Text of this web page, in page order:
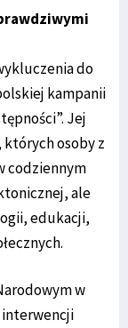
do
kampanii
Jej
których osoby z
codziennym
ale
edukacji,
w
interwencji